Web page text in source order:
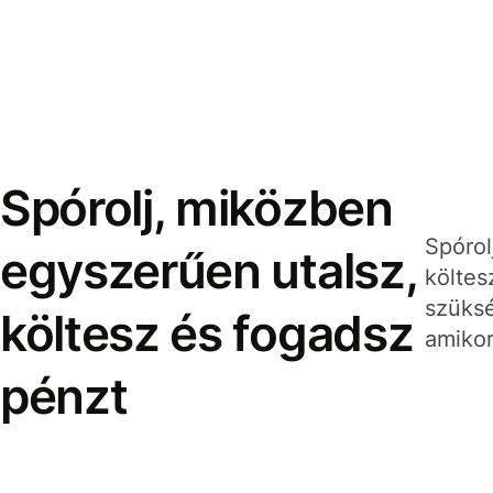
Spórolj, miközben
egyszerűen utalsz,
költesz és fogadsz
pénzt